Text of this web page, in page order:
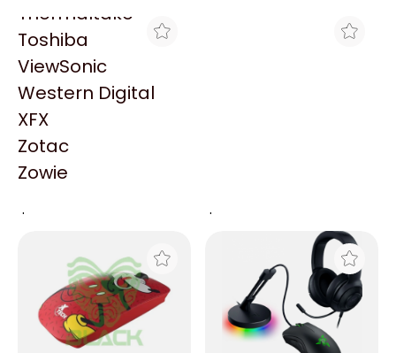
Thermaltake
Toshiba
ViewSonic
Western Digital
XFX
Zotac
Zowie
INTEGRADOS ARGENTINOS
MOUSE GAMER
CABLE (MO298)
$5.333 $14.365